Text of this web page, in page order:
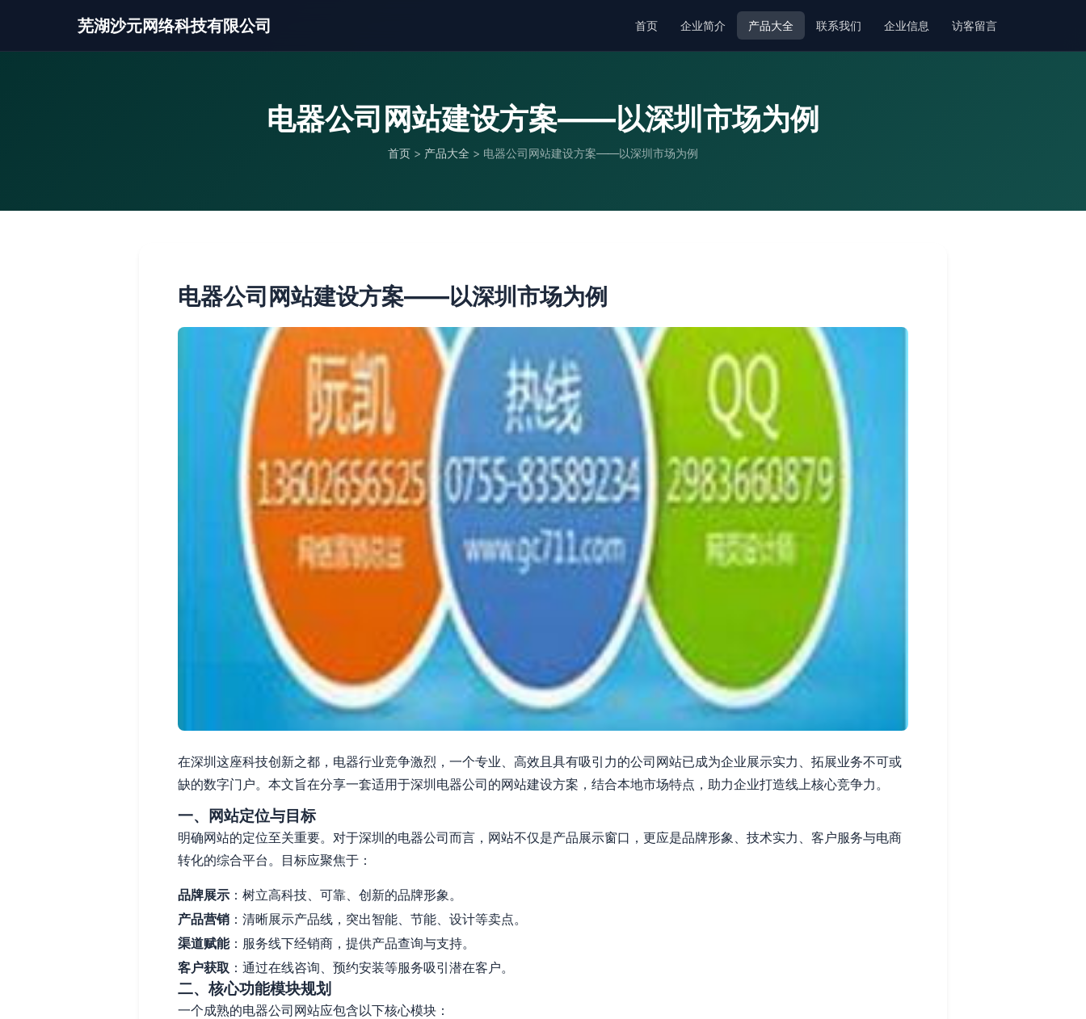
芜湖沙元网络科技有限公司 首页 企业简介 产品大全 联系我们 企业信息 访客留言
电器公司网站建设方案——以深圳市场为例
首页 > 产品大全 > 电器公司网站建设方案——以深圳市场为例
电器公司网站建设方案——以深圳市场为例
在深圳这座科技创新之都，电器行业竞争激烈，一个专业、高效且具有吸引力的公司网站已成为企业展示实力、拓展业务不可或
缺的数字门户。本文旨在分享一套适用于深圳电器公司的网站建设方案，结合本地市场特点，助力企业打造线上核心竞争力。
一、网站定位与目标
明确网站的定位至关重要。对于深圳的电器公司而言，网站不仅是产品展示窗口，更应是品牌形象、技术实力、客户服务与电商
转化的综合平台。目标应聚焦于：
品牌展示 ：树立高科技、可靠、创新的品牌形象。
产品营销 ：清晰展示产品线，突出智能、节能、设计等卖点。
渠道赋能：服务线下经销商，提供产品查询与支持。
客户获取 ：通过在线咨询、预约安装等服务吸引潜在客户。
二、核心功能模块规划
一个成熟的电器公司网站应包含以下核心模块：